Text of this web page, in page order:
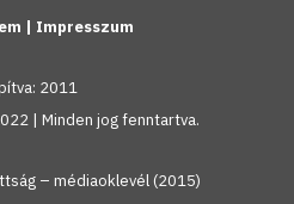
| Impresszum
2011
| Minden jog fenntartva.
– médiaoklevél (2015)